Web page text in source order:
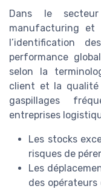
Dans le
manufacturing et
l’identification
performance
selon la
client et la qualité
gaspillages
entreprises
Les stocks
risques de
Les
des